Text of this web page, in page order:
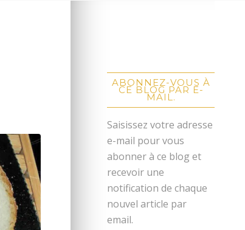
ABONNEZ-VOUS À
CE BLOG PAR E-
MAIL.
Saisissez votre adresse
e-mail pour vous
abonner à ce blog et
recevoir une
notification de chaque
nouvel article par
email.